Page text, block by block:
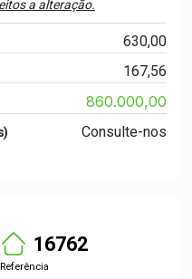
a alteração.
630,00
167,56
860.000,00
Consulte-nos
16762
Referência